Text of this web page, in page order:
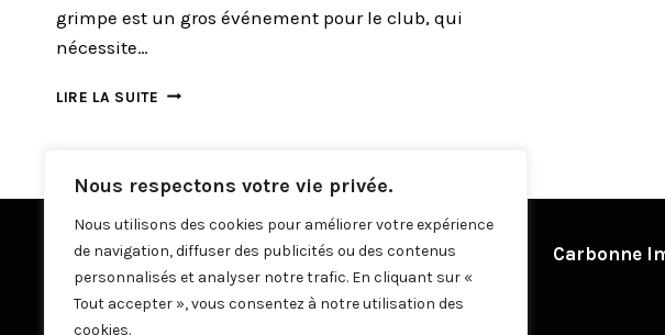
Nous respectons votre vie privée.
Nous utilisons des cookies pour améliorer votre expérience
de navigation, diffuser des publicités ou des contenus
personnalisés et analyser notre trafic. En cliquant sur «
Tout accepter », vous consentez à notre utilisation des
cookies.
grimpe est un gros événement pour le club, qui
nécessite…
LIRE LA SUITE NUIT
2024
BÉNÉVOLES
NEEDED
Carbonne